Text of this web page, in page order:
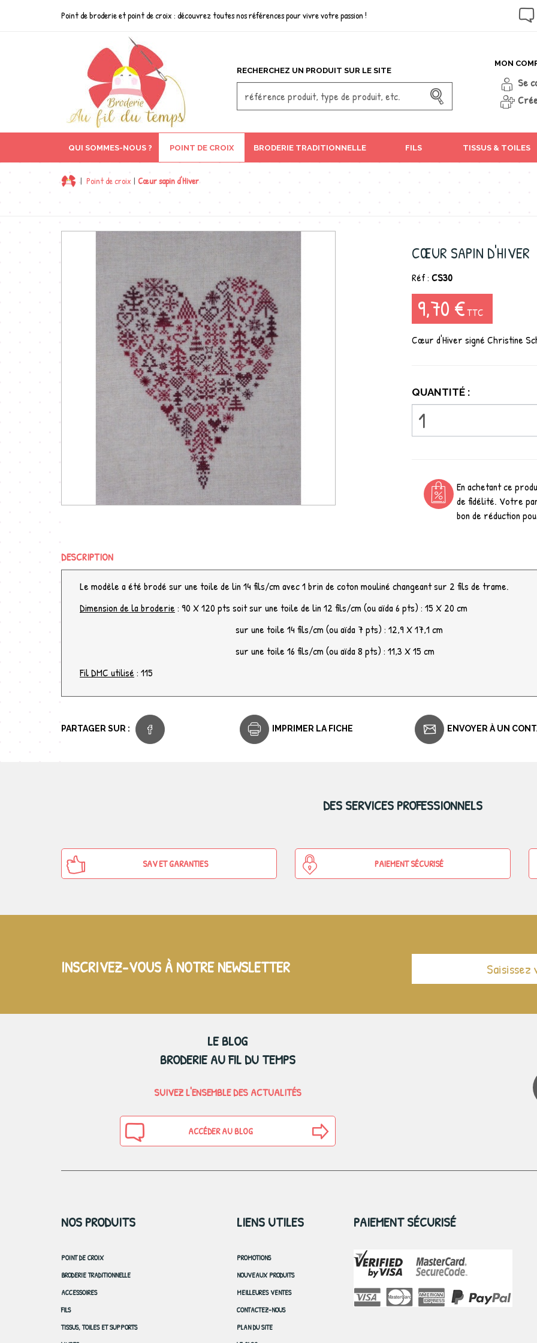
Point de broderie et point de croix : découvrez toutes nos références pour vivre votre passion !
RECHERCHEZ UN PRODUIT SUR LE SITE
MON
Se
QUI SOMMES-NOUS ? POINT DE CROIX BRODERIE TRADITIONNELLE FILS TISSUS & TOILES
| Point de croix | Cœur sapin d'Hiver
CŒUR SAPIN D'HIVER
Réf : CS30
9,70 €TTC
Cœur d'Hiver signé Christine
QUANTITÉ :
En achetant ce
de fidélité. Votre
bon de réduction
DESCRIPTION
Le modèle a été brodé sur une toile de lin 14 fils/cm avec 1 brin de coton mouliné changeant sur 2 fils de trame.
Dimension de la broderie : 90 X 120 pts soit sur une toile de lin 12 fils/cm (ou aïda 6 pts) : 15 X 20 cm
sur une toile 14 fils/cm (ou aïda 7 pts) : 12,9 X 17,1 cm
sur une toile 16 fils/cm (ou aïda 8 pts) : 11,3 X 15 cm
Fil DMC utilisé : 115
PARTAGER SUR : IMPRIMER LA FICHE ENVOYER À UN
DES SERVICES PROFESSIONNELS
SAV ET GARANTIES PAIEMENT SÉCURISÉ
INSCRIVEZ-VOUS À NOTRE NEWSLETTER
LE BLOG
BRODERIE AU FIL DU TEMPS
SUIVEZ L'ENSEMBLE DES ACTUALITÉS
ACCÉDER AU BLOG
NOS PRODUITS
POINT DE CROIX
BRODERIE TRADITIONNELLE
ACCESSOIRES
FILS
TISSUS, TOILES ET SUPPORTS
LIENS UTILES
PROMOTIONS
NOUVEAUX PRODUITS
MEILLEURES VENTES
CONTACTEZ-NOUS
PLAN DU SITE
PAIEMENT SÉCURISÉ